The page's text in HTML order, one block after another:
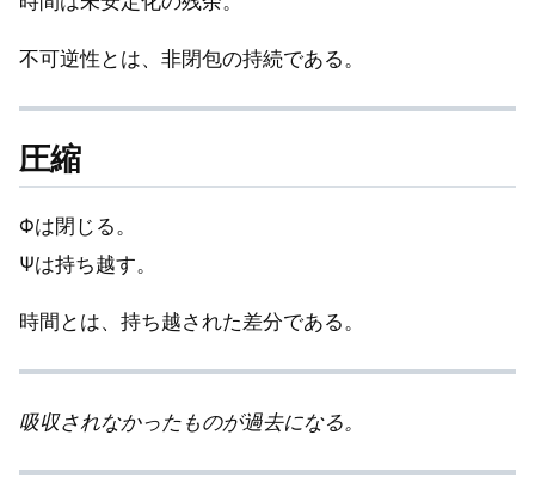
不可逆性とは、非閉包の持続である。
圧縮
Φは閉じる。
Ψは持ち越す。
時間とは、持ち越された差分である。
吸収されなかったものが過去になる。